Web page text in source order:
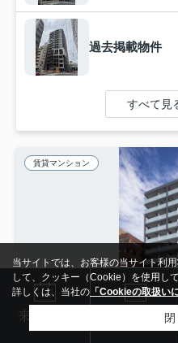
過去掲載物件
すべて見
賃貸マンション
来店予約
当サイトでは、お客様の当サイト利
して、クッキー（Cookie）を使用して
詳しくは、当社の 「Cookieの取扱い
閉